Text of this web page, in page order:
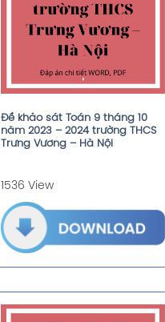
Đề khảo sát Toán 9 tháng 10
năm 2023 – 2024 trường THCS
Trưng Vương – Hà Nội
1536 View